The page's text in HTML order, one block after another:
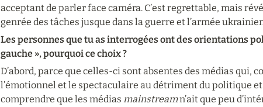
acceptant de parler face caméra. C’est regrettable, mais
genrée des tâches jusque dans la guerre et l’armée
Les personnes que tu as interrogées ont des orientations
gauche », pourquoi ce choix ?
D’abord, parce que celles-ci sont absentes des médias qui,
l’émotionnel et le spectaculaire au détriment du politique et
comprendre que les médias mainstream n’ait que peu